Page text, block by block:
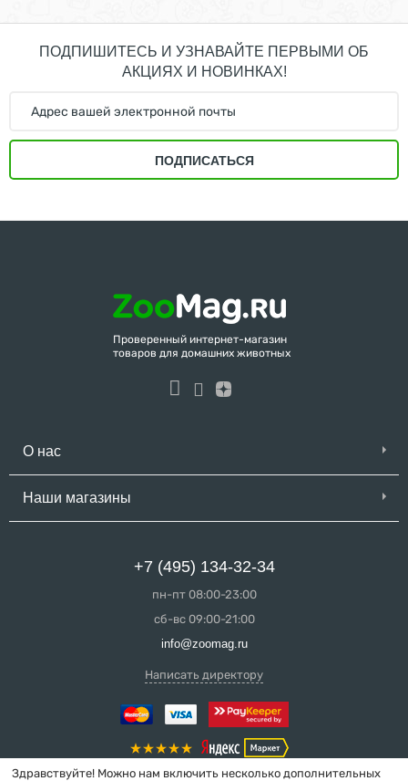
ПОДПИШИТЕСЬ И УЗНАВАЙТЕ ПЕРВЫМИ ОБ
АКЦИЯХ И НОВИНКАХ!
ПОДПИСАТЬСЯ
Проверенный интернет-магазин
товаров для домашних животных
О нас
Наши магазины
+7 (495) 134-32-34
пн-пт 08:00-23:00
сб-вс 09:00-21:00
info@zoomag.ru
Написать директору
Здравствуйте! Можно нам включить несколько дополнительных